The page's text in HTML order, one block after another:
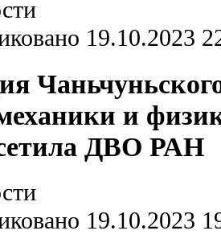
19.10.2023
и
ДВО РАН
19.10.2023